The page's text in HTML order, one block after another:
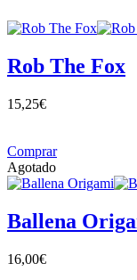
Rob The Fox
15,25€
Comprar
Agotado
Ballena
16,00€